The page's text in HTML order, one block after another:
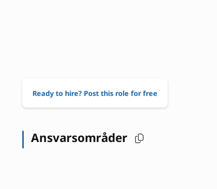
Ready to hire? Post this role for free
Ansvarsområder